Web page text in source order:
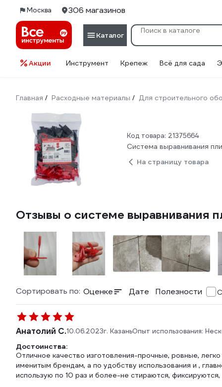
Москва 306 магазинов
Каталог
Акции Инструмент Крепеж Всё для сада
Главная / Расходные материалы / Для строительного
Код товара: 21375664
Система выравнивания
На страницу товара
Отзывы о системе выравнивания
Сортировать по: Оценке Дате Полезности
Анатолий С.10.06.2023г. КазаньОпыт использования:
Достоинства:
Отличное качество изготовления-прочные, ровные,
именитым брендам, а по удобству использования и ,
использую по 10 раз и более-не стираются,